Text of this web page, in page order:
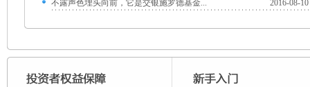
2016-08-10
不露声色埋头向前，它是交银施罗德基金...